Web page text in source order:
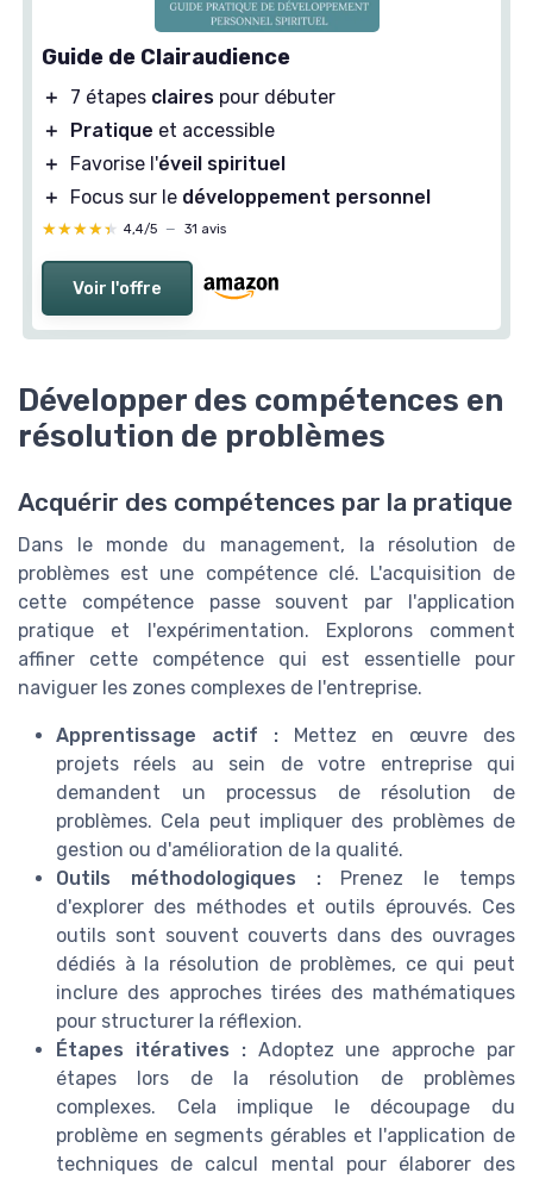
Guide de Clairaudience
＋ 7 étapes claires pour débuter
＋
Pratique et accessible
＋
Favorise l'éveil spirituel
＋
Focus sur le développement personnel
★★★★★
★★★★★ 4,4/5 — 31 avis
Voir l'offre
Développer des compétences en
résolution de problèmes
Acquérir des compétences par la pratique
Dans le monde du management, la résolution de
problèmes est une compétence clé. L'acquisition de
cette compétence passe souvent par l'application
pratique et l'expérimentation. Explorons comment
affiner cette compétence qui est essentielle pour
naviguer les zones complexes de l'entreprise.
Apprentissage actif :Mettez en œuvre des
projets réels au sein de votre entreprise qui
demandent un processus de résolution de
problèmes. Cela peut impliquer des problèmes de
gestion ou d'amélioration de la qualité.
Outils méthodologiques :Prenez le temps
d'explorer des méthodes et outils éprouvés. Ces
outils sont souvent couverts dans des ouvrages
dédiés à la résolution de problèmes, ce qui peut
inclure des approches tirées des mathématiques
pour structurer la réflexion.
Étapes itératives :Adoptez une approche par
étapes lors de la résolution de problèmes
complexes. Cela implique le découpage du
problème en segments gérables et l'application de
techniques de calcul mental pour élaborer des